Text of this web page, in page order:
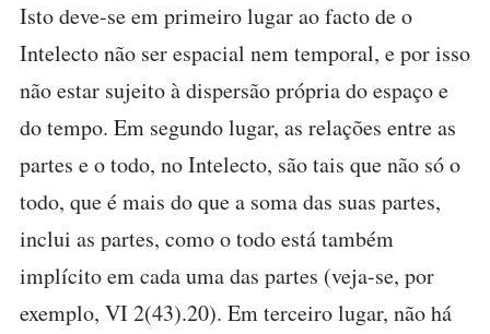
Isto deve-se em primeiro lugar ao facto de o
Intelecto não ser espacial nem temporal, e por isso
não estar sujeito à dispersão própria do espaço e
do tempo. Em segundo lugar, as relações entre as
partes e o todo, no Intelecto, são tais que não só o
todo, que é mais do que a soma das suas partes,
inclui as partes, como o todo está também
implícito em cada uma das partes (veja-se, por
exemplo, VI 2(43).20). Em terceiro lugar, não há